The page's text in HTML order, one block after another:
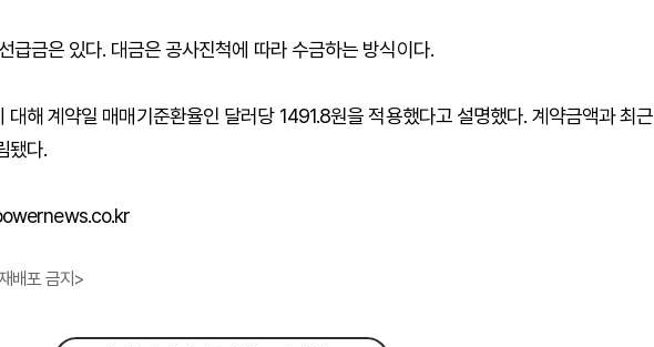
급금은 있다. 대금은 공사진척에 따라 수금하는 방식이다.
해 계약일 매매기준환율인 달러당 1491.8원을 적용했다고 설명했다. 계약금액과 최근
됐다.
배포 금지>